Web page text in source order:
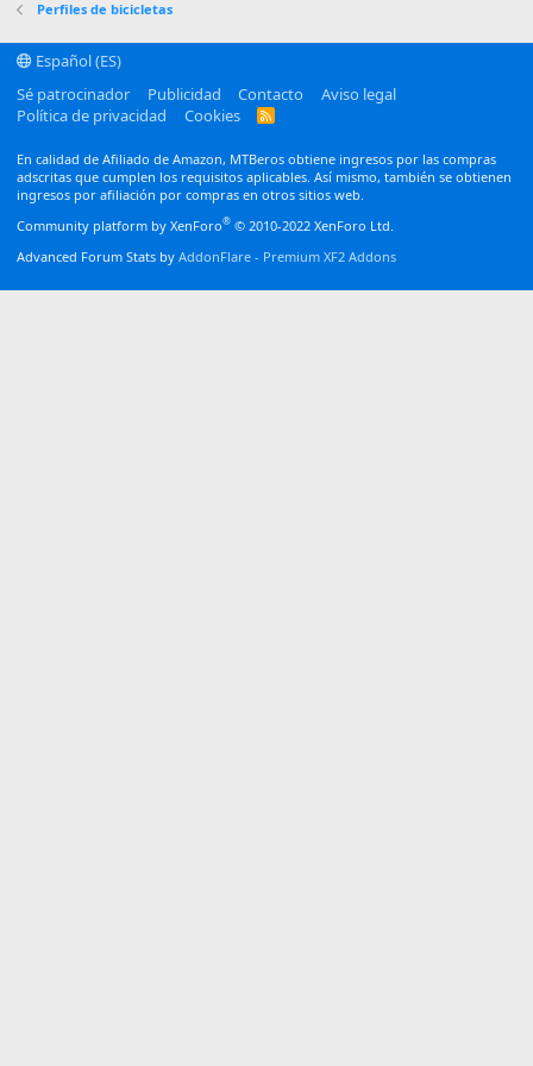
Perfiles de bicicletas
Español (ES)
Sé patrocinador
Publicidad Contacto
Aviso legal
Política de privacidad
Cookies
R
En calidad de Afiliado de Amazon, MTBeros obtiene ingresos por las compras
adscritas que cumplen los requisitos aplicables. Así mismo, también se obtienen
ingresos por afiliación por compras en otros sitios web.
Community platform by XenForo® © 2010-2022 XenForo Ltd.
Advanced Forum Stats by AddonFlare - Premium XF2 Addons